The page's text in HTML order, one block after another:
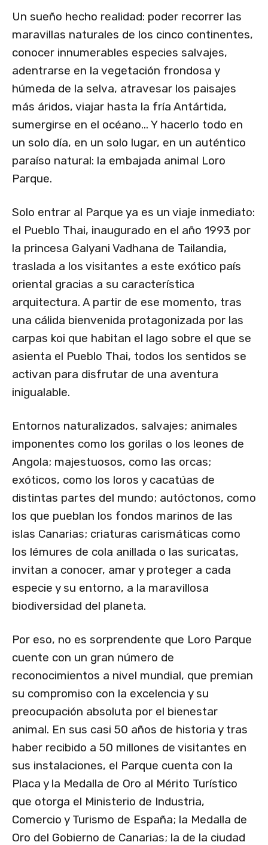
Un sueño hecho realidad: poder recorrer las
maravillas naturales de los cinco continentes,
conocer innumerables especies salvajes,
adentrarse en la vegetación frondosa y
húmeda de la selva, atravesar los paisajes
más áridos, viajar hasta la fría Antártida,
sumergirse en el océano… Y hacerlo todo en
un solo día, en un solo lugar, en un auténtico
paraíso natural: la embajada animal Loro
Parque.
Solo entrar al Parque ya es un viaje inmediato:
el Pueblo Thai, inaugurado en el año 1993 por
la princesa Galyani Vadhana de Tailandia,
traslada a los visitantes a este exótico país
oriental gracias a su característica
arquitectura. A partir de ese momento, tras
una cálida bienvenida protagonizada por las
carpas koi que habitan el lago sobre el que se
asienta el Pueblo Thai, todos los sentidos se
activan para disfrutar de una aventura
inigualable.
Entornos naturalizados, salvajes; animales
imponentes como los gorilas o los leones de
Angola; majestuosos, como las orcas;
exóticos, como los loros y cacatúas de
distintas partes del mundo; autóctonos, como
los que pueblan los fondos marinos de las
islas Canarias; criaturas carismáticas como
los lémures de cola anillada o las suricatas,
invitan a conocer, amar y proteger a cada
especie y su entorno, a la maravillosa
biodiversidad del planeta.
Por eso, no es sorprendente que Loro Parque
cuente con un gran número de
reconocimientos a nivel mundial, que premian
su compromiso con la excelencia y su
preocupación absoluta por el bienestar
animal. En sus casi 50 años de historia y tras
haber recibido a 50 millones de visitantes en
sus instalaciones, el Parque cuenta con la
Placa y la Medalla de Oro al Mérito Turístico
que otorga el Ministerio de Industria,
Comercio y Turismo de España; la Medalla de
Oro del Gobierno de Canarias; la de la ciudad